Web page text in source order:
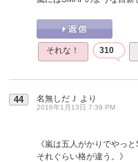
それな！ 310
44 名無しだＪ より
2016年1月13日 7:39 PM
《嵐は五人がかりでやっ
それぐらい格が違う。》